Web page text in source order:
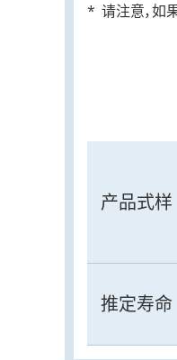
请注意，如
产品式样
推定寿命